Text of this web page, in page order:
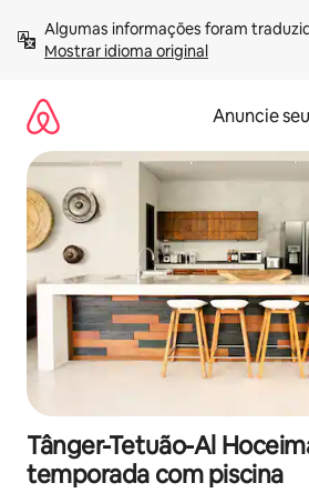
para
Mostrar idioma original
Anuncie
Tânger-Tetuão-Al
temporada com piscina